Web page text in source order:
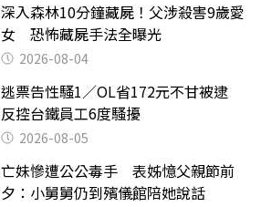
深入森林10分鐘藏屍！父涉殺害9歲愛
女 恐怖藏屍手法全曝光
2026-08-04
逃票告性騷1／OL省172元不甘被逮
反控台鐵員工6度騷擾
2026-08-05
亡妹慘遭公公毒手 表姊憶父親節前
夕：小舅舅仍到殯儀館陪她說話